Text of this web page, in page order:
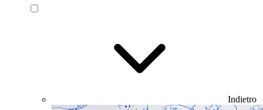
Indietro